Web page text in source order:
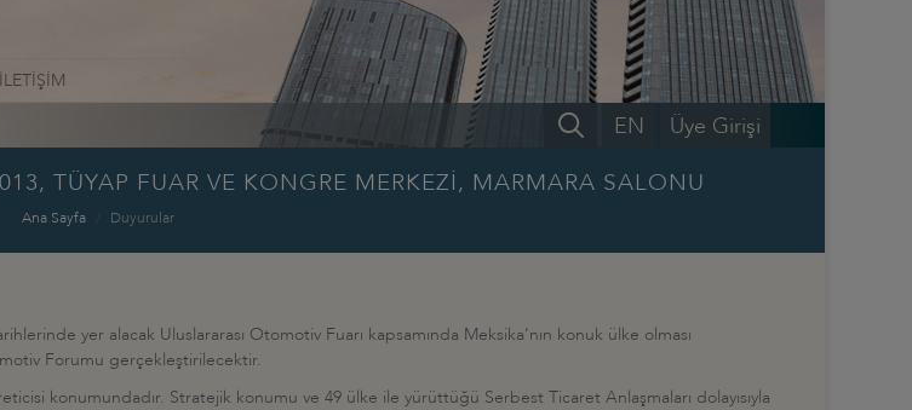
İLETİŞİM
Üye Girişi
EN
TÜYAP FUAR VE KONGRE MERKEZİ, MARMARA SALONU
Ana Sayfa Duyurular
yer alacak Uluslararası Otomotiv Fuarı kapsamında Meksika’nın konuk ülke olması
Forumu gerçekleştirilecektir.
konumundadır. Stratejik konumu ve 49 ülke ile yürüttüğü Serbest Ticaret Anlaşmaları dolayısıyla